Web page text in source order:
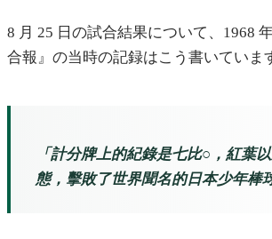
8 月 25 日の試合結果について、1968
合報』の当時の記録はこう書いていま
「計分牌上的紀錄是七比○，紅葉
態，擊敗了世界聞名的日本少年棒